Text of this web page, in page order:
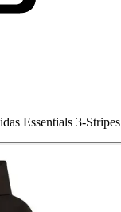
Essentials 3-Stripes